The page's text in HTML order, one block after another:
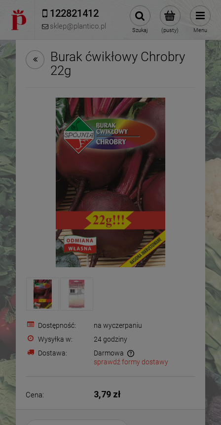
122821412
sklep@plantico.pl (pusty)
Szukaj Menu
Burak ćwikłowy Chrobry
22g
Dostępność:
na wyczerpaniu
Wysyłka w:
24 godziny
Dostawa:
Darmowa
Cena nie zawiera ewentualnych kosztów płatności
sprawdź formy dostawy
Cena: 3,79 zł